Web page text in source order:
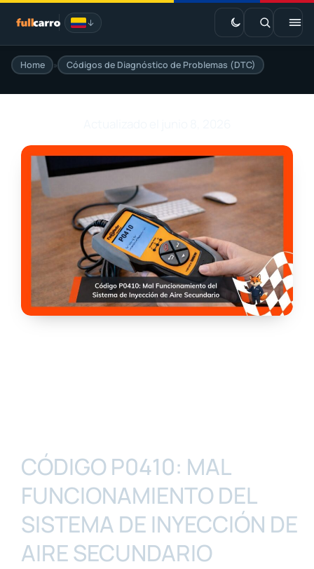
Saltar
contenido
EV · Estaciones de carga
Home » Códigos de Diagnóstico de Problemas (DTC)
CÓDIGO P0410: MAL
FUNCIONAMIENTO DEL
SISTEMA DE INYECCIÓN DE
AIRE SECUNDARIO